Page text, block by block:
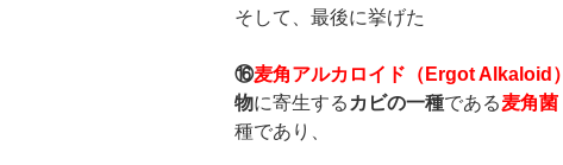
そして、最後に挙げた
⑯麦角アルカロイド（ Ergot Alkaloid ）
物に寄生する カビの一種である麦角菌
種であり、